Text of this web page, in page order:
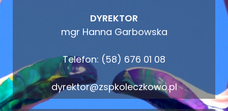
DYREKTOR
mgr Hanna Garbowska
Telefon: (58) 676 01 08
dyrektor@zspkoleczkowo.pl